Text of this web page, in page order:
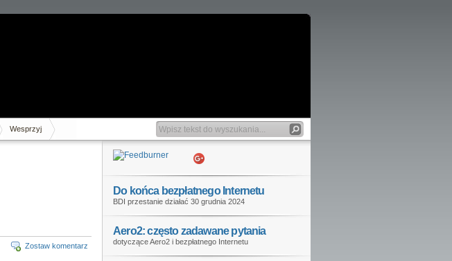
Wesprzyj
Zostaw komentarz
Do końca bezpłatnego Internetu
BDI przestanie działać 30 grudnia 2024
Aero2: często zadawane pytania
dotyczące Aero2 i bezpłatnego Internetu